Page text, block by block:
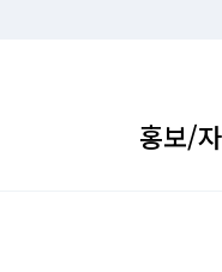
홍보/